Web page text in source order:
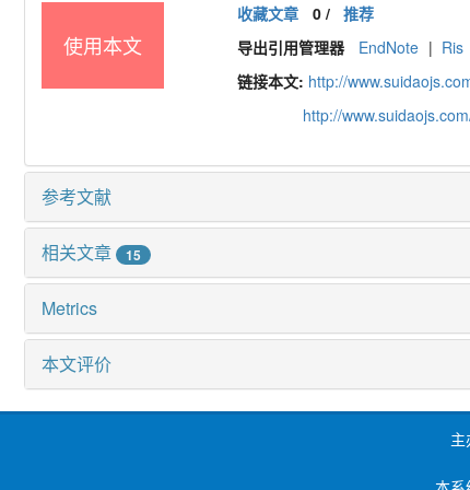
使用本文
收藏文章 0/ 推荐
导出引用管理器
EndNote | Ris
链接本文: http://
http://
参考文献
相关文章 15
Metrics
本文评价